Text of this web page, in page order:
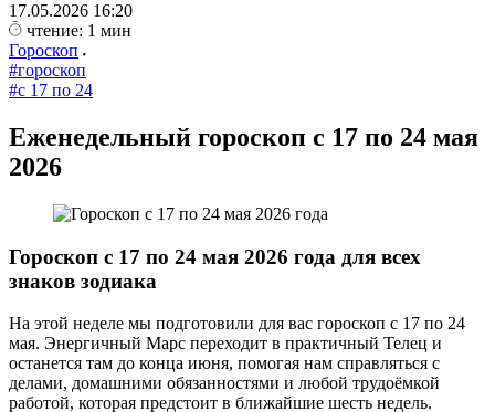
17.05.2026 16:20
чтение: 1 мин
Гороскоп
#гороскоп
#с 17 по 24
Еженедельный гороскоп с 17 по 24 мая
2026
Гороскоп с 17 по 24 мая 2026 года для всех
знаков зодиака
На этой неделе мы подготовили для вас гороскоп с 17 по 24
мая. Энергичный Марс переходит в практичный Телец и
останется там до конца июня, помогая нам справляться с
делами, домашними обязанностями и любой трудоёмкой
работой, которая предстоит в ближайшие шесть недель.